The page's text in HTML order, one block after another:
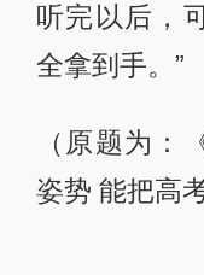
听完以后，
全拿到手。”
（原题为：
姿势 能把高